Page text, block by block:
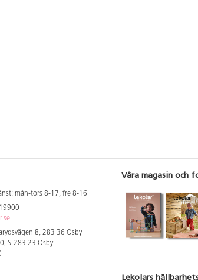
mån-tors 8-17, fre 8-16
8, 283 36 Osby
S-283 23 Osby
Våra magasin och
Lekolars